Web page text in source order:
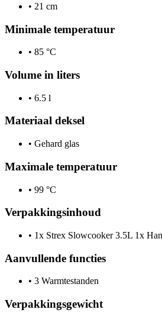
• 21 cm
Minimale temperatuur
• 85 °C
Volume in liters
• 6.5 l
Materiaal deksel
• Gehard glas
Maximale temperatuur
• 99 °C
Verpakkingsinhoud
• 1x Strex Slowcooker 3.5L 1x
Aanvullende functies
• 3 Warmtestanden
Verpakkingsgewicht